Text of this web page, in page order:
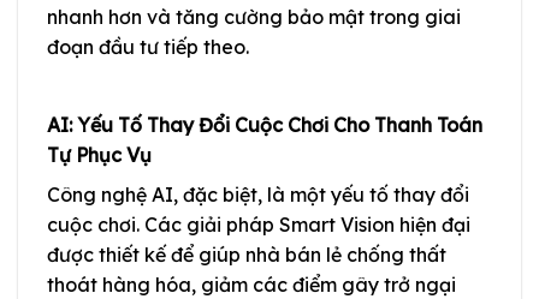
nhanh hơn và tăng cường bảo mật trong giai
đoạn đầu tư tiếp theo.
AI: Yếu Tố Thay Đổi Cuộc Chơi Cho Thanh Toán
Tự Phục Vụ
Công nghệ AI, đặc biệt, là một yếu tố thay đổi
cuộc chơi. Các giải pháp Smart Vision hiện đại
được thiết kế để giúp nhà bán lẻ chống thất
thoát hàng hóa, giảm các điểm gây trở ngại